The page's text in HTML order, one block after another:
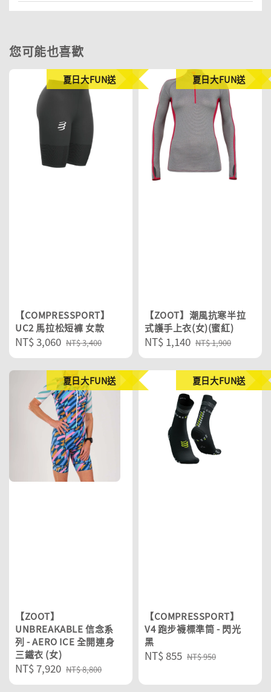
您可能也喜歡
夏日大FUN送
【COMPRESSPORT】
UC2 馬拉松短褲 女款
Sale
price
NT$ 3,060 Regular
price
NT$ 3,400
夏日大FUN送
【ZOOT】潮風抗寒半拉
式護手上衣(女)(蜜紅)
Sale
price
NT$ 1,140 Regular
price
NT$ 1,900
夏日大FUN送
【ZOOT】
UNBREAKABLE 信念系
列 - AERO ICE 全開連身
三鐵衣 (女)
Sale
price
NT$ 7,920 Regular
price
NT$ 8,800
夏日大FUN送
【COMPRESSPORT】
V4 跑步襪標準筒 - 閃光
黑
Sale
NT$ 855 Regular
NT$ 950